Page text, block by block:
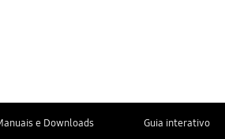
e Downloads Guia interativo